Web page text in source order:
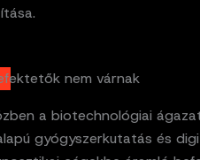
nem várnak
a biotechnológiai
gyógyszerkutatás és